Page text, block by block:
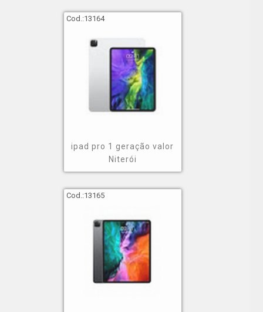
Cod.:13164
ipad pro 1 geração valor
Niterói
Cod.:13165